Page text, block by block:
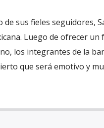
de sus fieles seguidores,
Luego de ofrecer
los integrantes de la
que será emotivo y